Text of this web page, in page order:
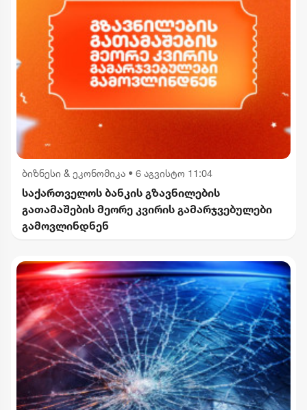
ბიზნესი & ეკონომიკა • 6 აგვისტო 11:04
საქართველოს ბანკის გზავნილების
გათამაშების მეორე კვირის გამარჯვებულები
გამოვლინდნენ